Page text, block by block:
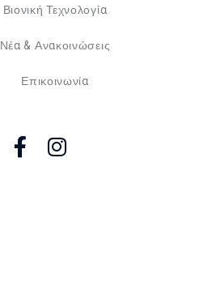
Βιονική Τεχνολογία
Νέα & Ανακοινώσεις
Επικοινωνία